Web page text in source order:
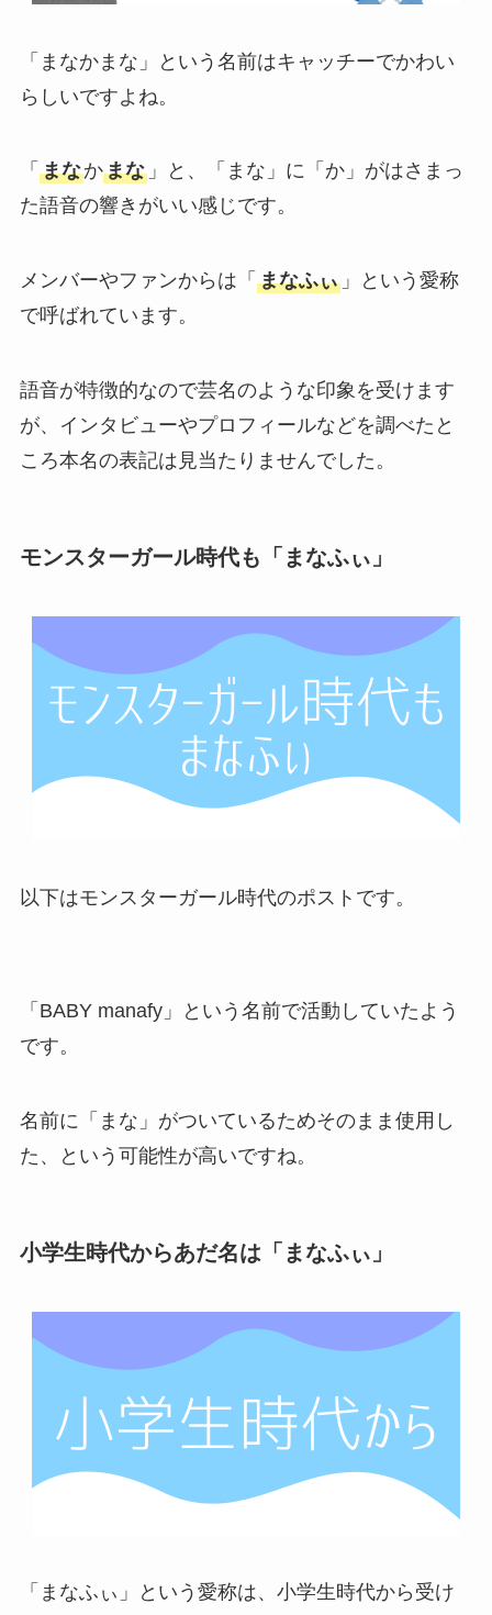
「まなかまな」という名前はキャッチーでかわい
らしいですよね。
「 まなかまな」と、「まな」に「か」がはさまっ
た語音の響きがいい感じです。
メンバーやファンからは「 まなふぃ」という愛称
で呼ばれています。
語音が特徴的なので芸名のような印象を受けます
が、インタビューやプロフィールなどを調べたと
ころ本名の表記は見当たりませんでした。
モンスターガール時代も「まなふぃ」
以下はモンスターガール時代のポストです。
「BABY manafy」という名前で活動していたよう
です。
名前に「まな」がついているためそのまま使用し
た、という可能性が高いですね。
小学生時代からあだ名は「まなふぃ」
「まなふぃ」という愛称は、小学生時代から受け